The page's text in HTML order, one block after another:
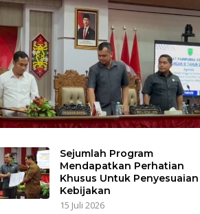
Sejumlah Program
Mendapatkan Perhatian
Khusus Untuk Penyesuaian
Kebijakan
15 Juli 2026